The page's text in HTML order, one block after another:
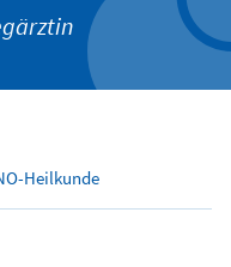
Heilkunde